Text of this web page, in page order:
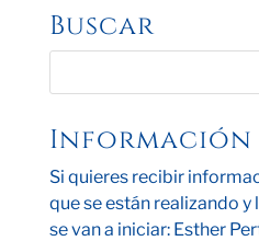
Buscar
Información
Si quieres recibir
que se están realizando
se van a iniciar: Esther